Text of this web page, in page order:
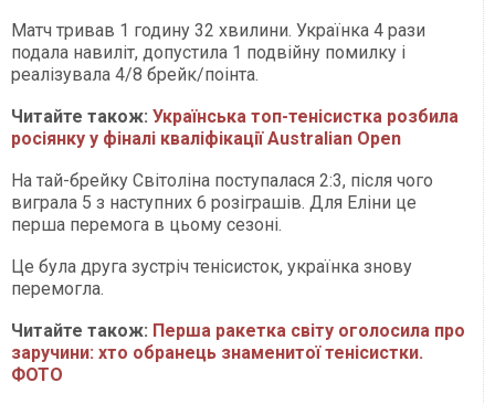
Матч тривав 1 годину 32 хвилини. Українка 4 рази
подала навиліт, допустила 1 подвійну помилку і
реалізувала 4/8 брейк/поінта.
Читайте також: Українська топ-тенісистка розбила
росіянку у фіналі кваліфікації Australian Open
На тай-брейку Світоліна поступалася 2:3, після чого
виграла 5 з наступних 6 розіграшів. Для Еліни це
перша перемога в цьому сезоні.
Це була друга зустріч тенісисток, українка знову
перемогла.
Читайте також: Перша ракетка світу оголосила про
заручини: хто обранець знаменитої тенісистки.
ФОТО